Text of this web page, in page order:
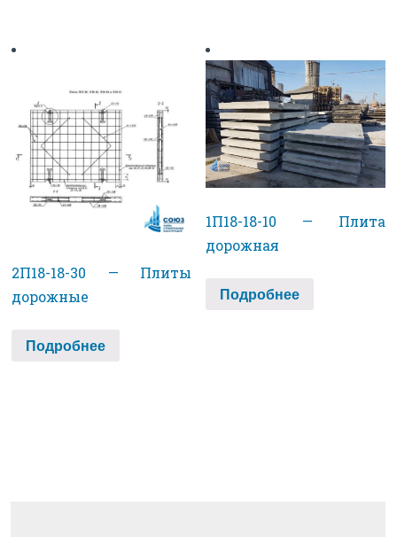
2П18-18-30 — Плиты
дорожные
Подробнее
1П18-18-10 — Плита
дорожная
Подробнее